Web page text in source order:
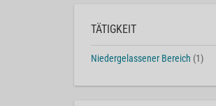
TÄTIGKEIT
Niedergelassener Bereich (1)